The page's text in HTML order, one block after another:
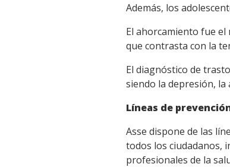
Además, los
El ahorcamiento fue
que contrasta con la
El diagnóstico de
siendo la depresión,
Líneas de
Asse dispone de las
todos los ciudadanos,
profesionales de la